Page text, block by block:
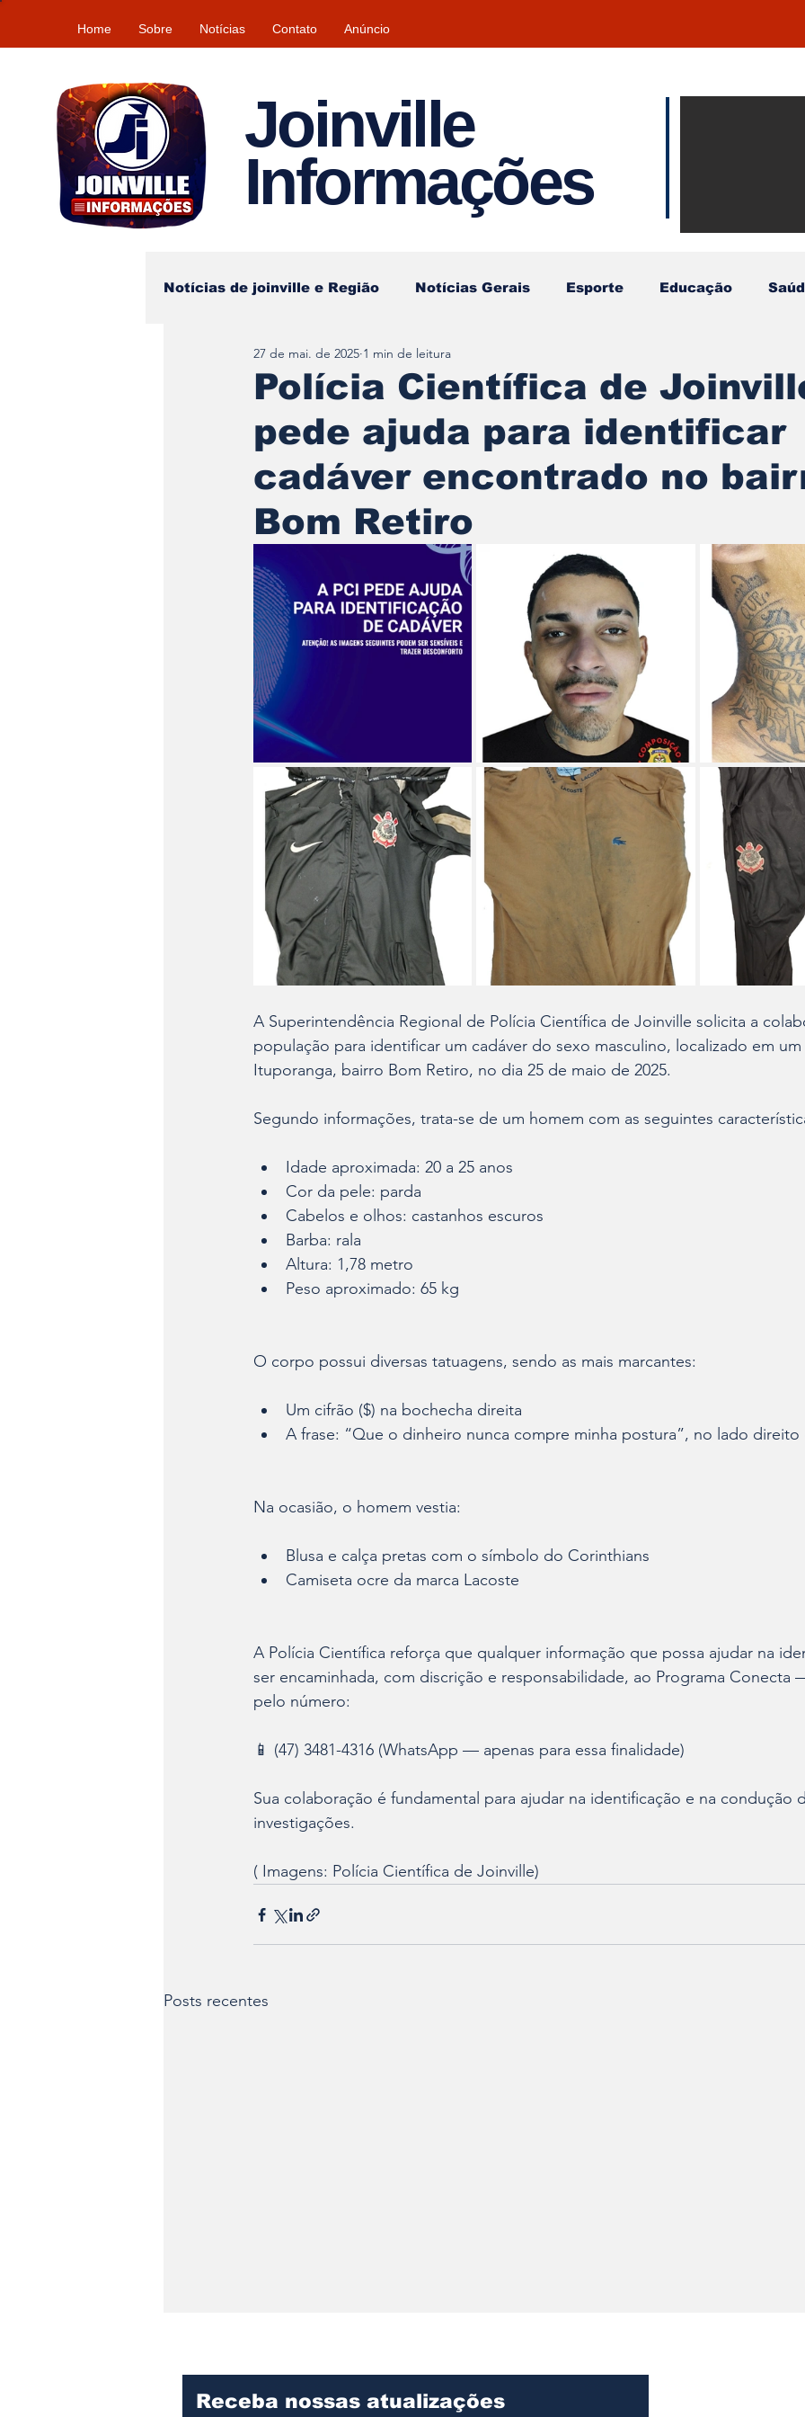
Home Sobre Notícias Contato Anúncio
Joinville
Informações
Notícias de joinville e Região Notícias Gerais Esporte Educação
Tempo\clima
Polícia Científica de
pede ajuda para identificar
cadáver encontrado no
Bom Retiro
27 de mai. de 2025 1 min de leitura
A Superintendência Regional de Polícia Científica de Joinville solicita a
população para identificar um cadáver do sexo masculino, localizado em
Ituporanga, bairro Bom Retiro, no dia 25 de maio de 2025.
Segundo informações, trata-se de um homem com as seguintes
Idade aproximada: 20 a 25 anos
Cor da pele: parda
Cabelos e olhos: castanhos escuros
Barba: rala
Altura: 1,78 metro
Peso aproximado: 65 kg
O corpo possui diversas tatuagens, sendo as mais marcantes:
Um cifrão ($) na bochecha direita
A frase: “Que o dinheiro nunca compre minha postura”, no lado
Na ocasião, o homem vestia:
Blusa e calça pretas com o símbolo do Corinthians
Camiseta ocre da marca Lacoste
A Polícia Científica reforça que qualquer informação que possa ajudar na
ser encaminhada, com discrição e responsabilidade, ao Programa Conecta
pelo número:
📱 (47) 3481-4316 (WhatsApp — apenas para essa finalidade)
Sua colaboração é fundamental para ajudar na identificação e na condução
investigações.
( Imagens: Polícia Científica de Joinville)
Posts recentes
Receba nossas atualizações